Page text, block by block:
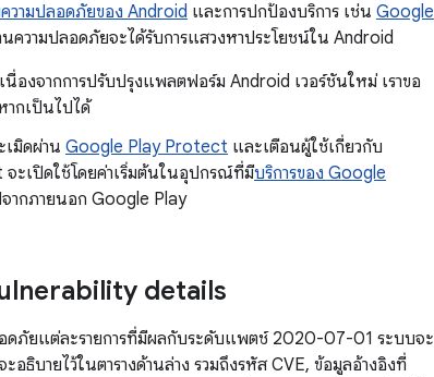
วามปลอดภัยของ Android และการปกป้องบริการ เช่น Google
ความปลอดภัยจะได้รับการแสวงหาประโยชน์ใน Android
องจากการปรับปรุงแพลตฟอร์ม Android เวอร์ชันใหม่ เราขอ
กเป็นไปได้
มิดผ่าน Google Play Protect และเตือนผู้ใช้เกี่ยวกับ
ะเปิดใช้โดยค่าเริ่มต้นในอุปกรณ์ที่มีบริการของ Google
ากภายนอก Google Play
details
อดภัยแต่ละรายการที่มีผลกับระดับแพตช์ 2020-07-01 ระบบจะ
บายไว้ในตารางด้านล่าง รวมถึงรหัส CVE, ข้อมูลอ้างอิงที่